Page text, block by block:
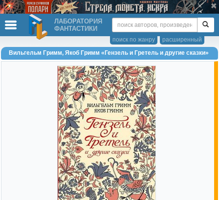
ЛАБОРАТОРИЯ
ФАНТАСТИКИ
расширенный
поиск по жанру
Вильгельм Гримм, Якоб Гримм «Гензель и Гретель и другие сказки»